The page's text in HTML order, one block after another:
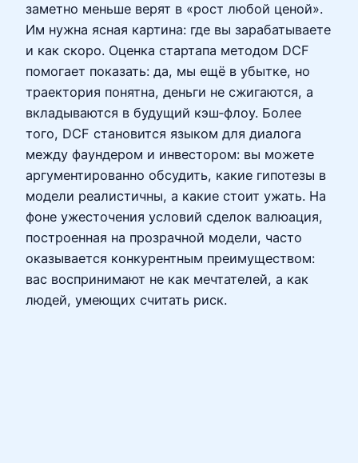
заметно меньше верят в «рост любой ценой».
Им нужна ясная картина: где вы зарабатываете
и как скоро. Оценка стартапа методом DCF
помогает показать: да, мы ещё в убытке, но
траектория понятна, деньги не сжигаются, а
вкладываются в будущий кэш‑флоу. Более
того, DCF становится языком для диалога
между фаундером и инвестором: вы можете
аргументированно обсудить, какие гипотезы в
модели реалистичны, а какие стоит ужать. На
фоне ужесточения условий сделок валюация,
построенная на прозрачной модели, часто
оказывается конкурентным преимуществом:
вас воспринимают не как мечтателей, а как
людей, умеющих считать риск.